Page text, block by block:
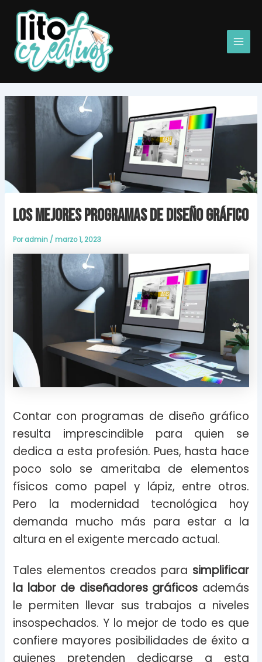
contenido
Los mejores programas de diseño gráfico
Poradmin /marzo 1, 2023
Contar con programas de diseño gráfico
resulta imprescindible para quien se
dedica a esta profesión. Pues, hasta hace
poco solo se ameritaba de elementos
físicos como papel y lápiz, entre otros.
Pero la modernidad tecnológica hoy
demanda mucho más para estar a la
altura en el exigente mercado actual.
Tales elementos creados para simplificar
la labor de diseñadores gráficos además
le permiten llevar sus trabajos a niveles
insospechados. Y lo mejor de todo es que
confiere mayores posibilidades de éxito a
quienes pretenden dedicarse a esta